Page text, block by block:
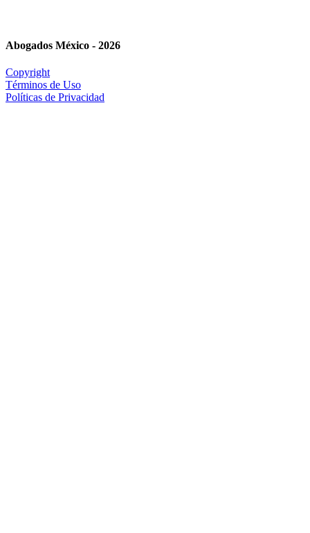
Abogados México - 2026
Copyright
Términos de Uso
Políticas de Privacidad